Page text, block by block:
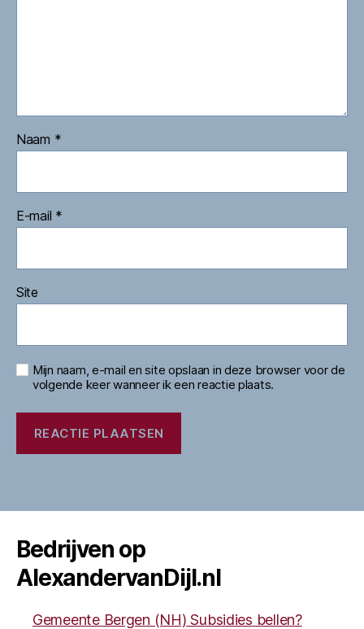
Naam *
E-mail *
Site
Mijn naam, e-mail en site opslaan in deze browser voor de
volgende keer wanneer ik een reactie plaats.
Bedrijven op
AlexandervanDijl.nl
Gemeente Bergen (NH) Subsidies bellen?